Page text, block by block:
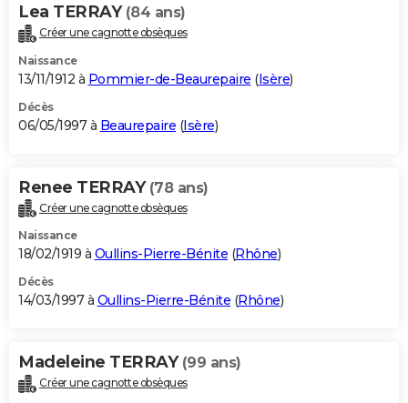
Lea TERRAY (84 ans)
Créer une cagnotte obsèques
Naissance
13/11/1912 à Pommier-de-Beaurepaire (Isère)
Décès
06/05/1997 à Beaurepaire (Isère)
Renee TERRAY (78 ans)
Créer une cagnotte obsèques
Naissance
18/02/1919 à Oullins-Pierre-Bénite (Rhône)
Décès
14/03/1997 à Oullins-Pierre-Bénite (Rhône)
Madeleine TERRAY (99 ans)
Créer une cagnotte obsèques